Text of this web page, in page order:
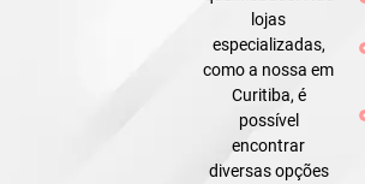
lojas
especializadas,
como a nossa em
Curitiba, é
possível
encontrar
diversas opções